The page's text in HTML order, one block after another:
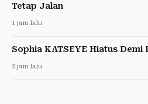
Tetap Jalan
1 jam lalu
Sophia KATSEYE Hiatus Demi
2 jam lalu